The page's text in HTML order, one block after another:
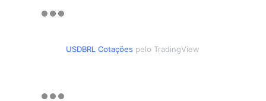
USDBRL Cotações pelo TradingView